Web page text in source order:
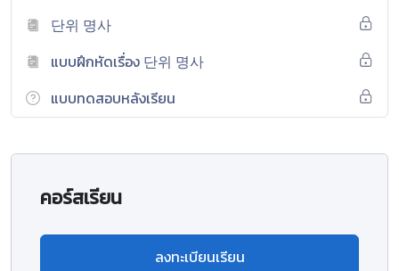
단위 명사
แบบฝึกหัดเรื่อง 단위 명사
แบบทดสอบหลังเรียน
คอร์สเรียน
ลงทะเบียนเรียน